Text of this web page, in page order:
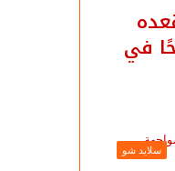
61 مرشحًا في
سلايد شو